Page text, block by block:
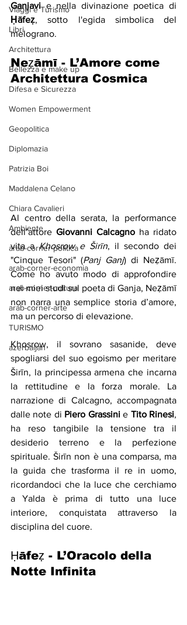
Viaggi e Turismo
Libri
Architettura
Bellezza e make up
Difesa e Sicurezza
Women Empowerment
Geopolitica
Diplomazia
Patrizia Boi
Maddalena Celano
Chiara Cavalieri
Ambiente
arab-corner-politica
arab-corner-economia
arab-corner-cultura
arab-corner-arte
TURISMO
azerbaijan
Ganjavi
Ḥāfeẓ, sotto l'egida simbolica del
melograno.
Neẓāmī - L’Amore come
Architettura Cosmica
Al centro della serata, la performance
dell’attore Giovanni Calcagno ha ridato
vita a Khosrow e Širīn, il secondo dei
"Cinque Tesori" (Panj Ganj) di Neẓāmī.
Come ho avuto modo di approfondire
nei miei studi sul poeta di Ganja, Neẓāmī
non narra una semplice storia d’amore,
ma un percorso di elevazione.
Khosrow, il sovrano sasanide, deve
spogliarsi del suo egoismo per meritare
Širīn, la principessa armena che incarna
la rettitudine e la forza morale. La
narrazione di Calcagno, accompagnata
dalle note di Piero Grassini e Tito Rinesi,
ha reso tangibile la tensione tra il
desiderio terreno e la perfezione
spirituale. Širīn non è una comparsa, ma
la guida che trasforma il re in uomo,
ricordandoci che la luce che cerchiamo
a Yalda è prima di tutto una luce
interiore, conquistata attraverso la
disciplina del cuore.
Ḥāfeẓ - L’Oracolo della
Notte Infinita